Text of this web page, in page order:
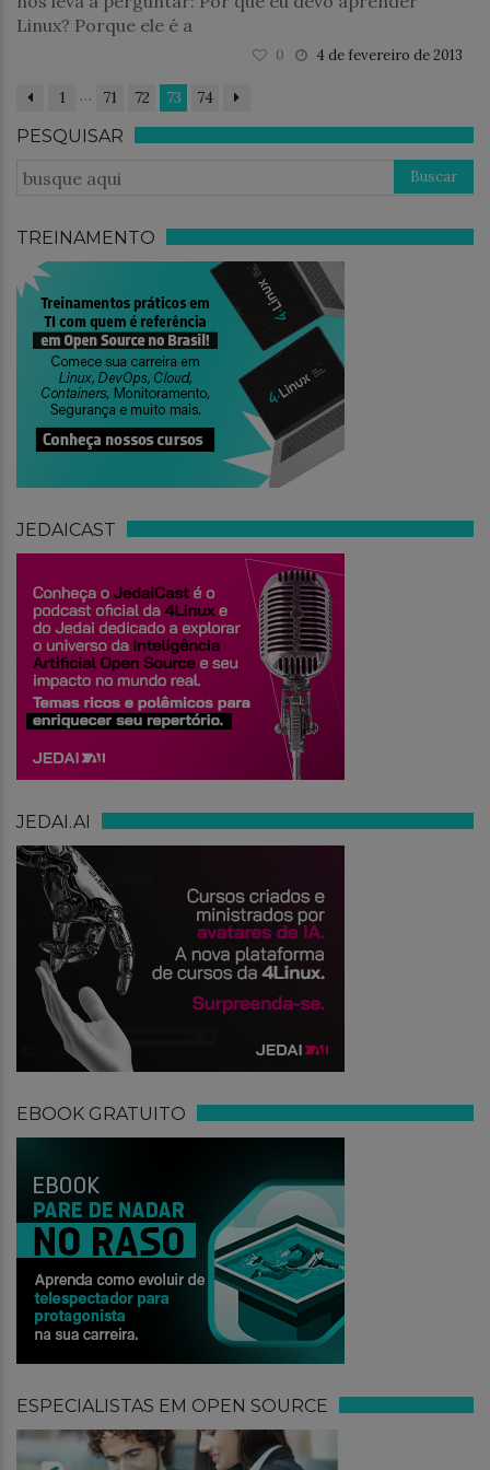
Linux? Porque ele é a
4 de fevereiro de 2013
0
1 … 71 72 73 74
PESQUISAR
TREINAMENTO
JEDAICAST
JEDAI.AI
EBOOK GRATUITO
ESPECIALISTAS EM OPEN SOURCE